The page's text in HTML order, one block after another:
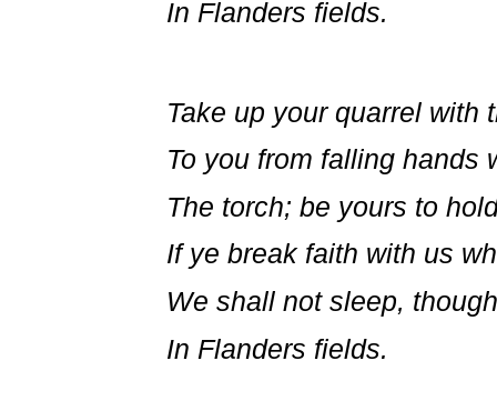
In Flanders fields.
Take up your quarrel with
To you from falling hands
The torch; be yours to
If ye break faith with us
We shall not sleep,
In Flanders fields.